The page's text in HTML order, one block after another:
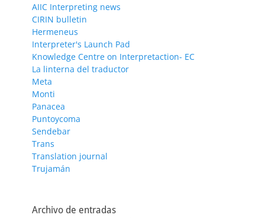
AIIC Interpreting news
CIRIN bulletin
Hermeneus
Interpreter's Launch Pad
Knowledge Centre on Interpretaction- EC
La linterna del traductor
Meta
Monti
Panacea
Puntoycoma
Sendebar
Trans
Translation journal
Trujamán
Archivo de entradas